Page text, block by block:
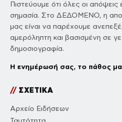
Πιστεύουμε ότι όλες οι απόψεις
σημασία. Στο ΔΕΔΟΜΕΝΟ, η
μας είναι να παρέχουμε
αμερόληπτη και βασισμένη σε
δημοσιογραφία.
Η ενημέρωσή σας, το πάθος
//ΣΧΕΤΙΚΑ
Αρχείο Ειδήσεων